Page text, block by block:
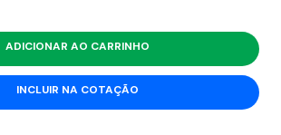
ADICIONAR AO CARRINHO
INCLUIR NA COTAÇÃO